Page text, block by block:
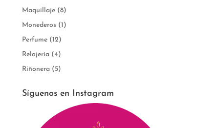
Maquillaje (8)
Monederos (1)
Perfume (12)
Relojería (4)
Riñonera (5)
Síguenos en Instagram